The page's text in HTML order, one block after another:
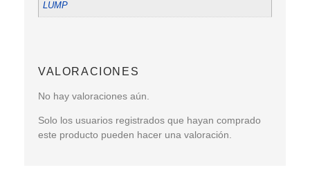
LUMP
VALORACIONES
No hay valoraciones aún.
Solo los usuarios registrados que hayan comprado
este producto pueden hacer una valoración.